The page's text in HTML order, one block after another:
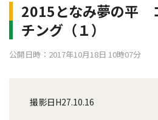
2015となみ夢の平
チング（１）
公開日時：2017年10月18日 10時07分
撮影日H27.10.16